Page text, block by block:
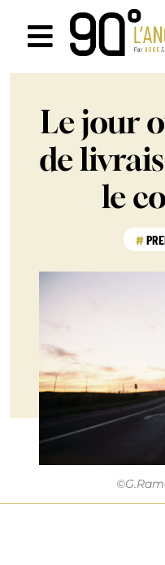
contenuNavigation
bascule
Le jour
de
le